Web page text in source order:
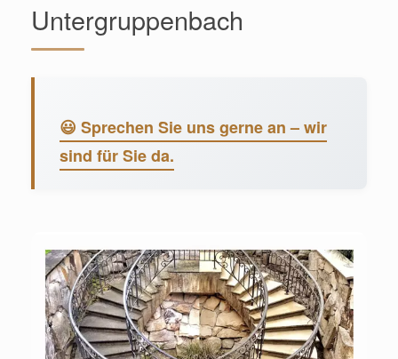
Untergruppenbach
😃 Sprechen Sie uns gerne an – wir
sind für Sie da.